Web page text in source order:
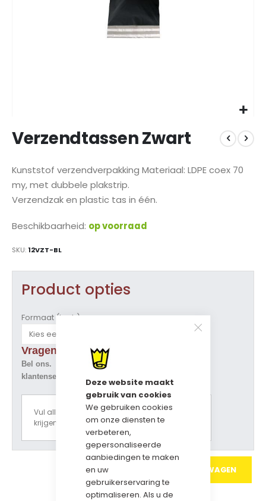
Deze website maakt
gebruik van cookies
We gebruiken cookies
om onze diensten te
verbeteren,
gepersonaliseerde
aanbiedingen te maken
en uw
gebruikerservaring te
optimaliseren. Als u de
naar
het
van
de
afbeeldingen-
Verzendtassen Zwart
Kunststof verzendverpakking Materiaal: LDPE coex 70
my, met dubbele plakstrip.
Verzendzak en plastic tas in één.
Beschikbaarheid: op voorraad
SKU 12VZT-BL
Product opties
Formaat (b x h)
Vragen over dit artikel ?
Bel ons. Tel. 073-5229800
klantenservice@geschenkdozen.eu
Vul alle opties in om een prijsoverzicht te
krijgen.
IN WINKELWAGEN